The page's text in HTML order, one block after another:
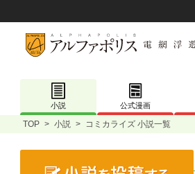
小説 公式漫画
TOP > 小説 > コミカライズ 小説一覧